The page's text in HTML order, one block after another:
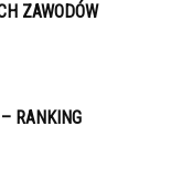
ZAWODÓW
RANKING